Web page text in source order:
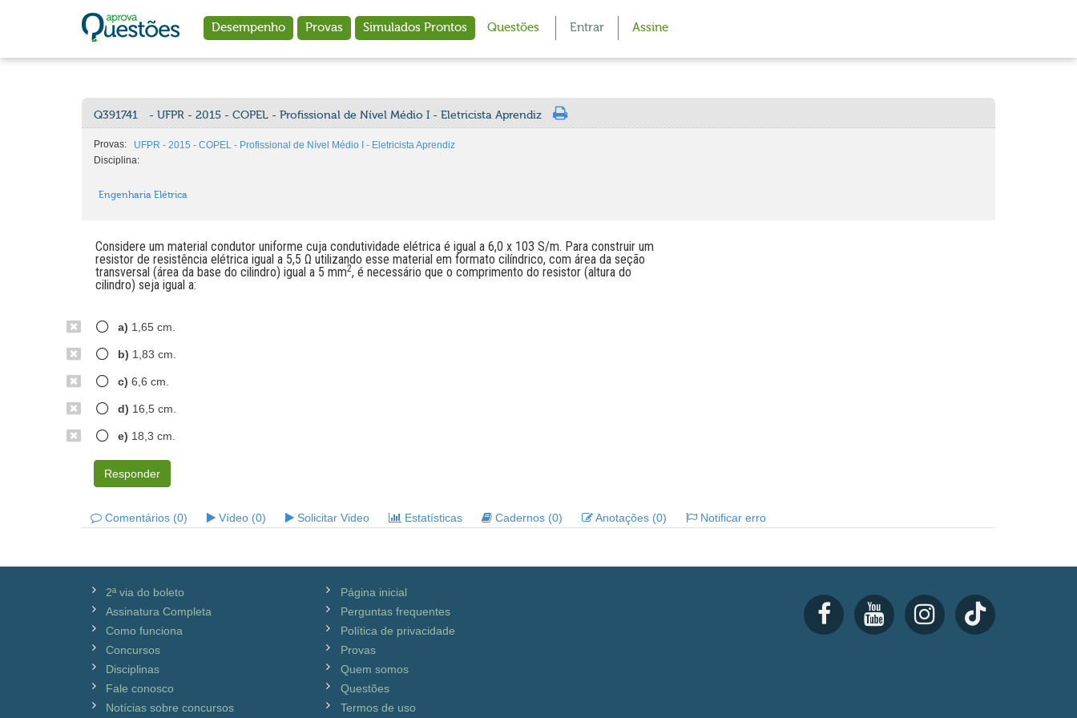
Desempenho Provas Simulados Prontos Questões Entrar Assine
Q391741 - UFPR - 2015 - COPEL - Profissional de Nível Médio I - Eletricista Aprendiz
Provas:
UFPR - 2015 - COPEL - Profissional de Nível Médio I - Eletricista Aprendiz
Disciplina:
Engenharia Elétrica
Considere um material condutor uniforme cuja condutividade elétrica é igual a 6,0 x 103 S/m. Para construir um
resistor de resistência elétrica igual a 5,5 Ω utilizando esse material em formato cilíndrico, com área da seção
transversal (área da base do cilindro) igual a 5 mm2, é necessário que o comprimento do resistor (altura do
cilindro) seja igual a:
a) 1,65 cm.
b) 1,83 cm.
c) 6,6 cm.
d) 16,5 cm.
e) 18,3 cm.
Responder
Comentários (0) Vídeo (0) Solicitar Video Estatísticas Cadernos (0) Anotações (0) Notificar erro
2ª via do boleto
Assinatura Completa
Como funciona
Concursos
Disciplinas
Fale conosco
Notícias sobre concursos
Página inicial
Perguntas frequentes
Política de privacidade
Provas
Quem somos
Questões
Termos de uso